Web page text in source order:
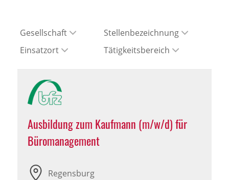
Gesellschaft
Stellenbezeichnung
Einsatzort
Tätigkeitsbereich
Ausbildung zum Kaufmann (m/w/d) für
Büromanagement
Regensburg